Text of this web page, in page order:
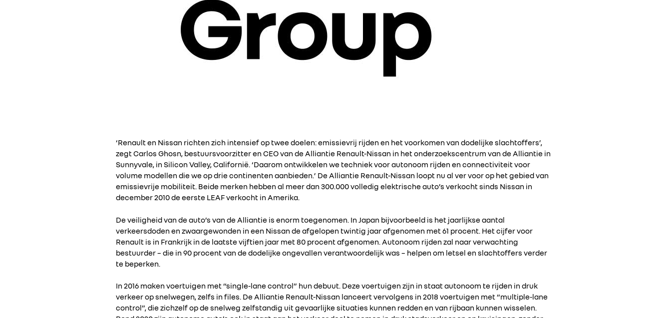
‘Renault en Nissan richten zich intensief op twee doelen: emissievrij rijden en het voorkomen van dodelijke slachtoffers’,
zegt Carlos Ghosn, bestuursvoorzitter en CEO van de Alliantie Renault-Nissan in het onderzoekscentrum van de Alliantie in
Sunnyvale, in Silicon Valley, Californië. ‘Daarom ontwikkelen we techniek voor autonoom rijden en connectiviteit voor
volume modellen die we op drie continenten aanbieden.’ De Alliantie Renault-Nissan loopt nu al ver voor op het gebied van
emissievrije mobiliteit. Beide merken hebben al meer dan 300.000 volledig elektrische auto’s verkocht sinds Nissan in
december 2010 de eerste LEAF verkocht in Amerika.
De veiligheid van de auto’s van de Alliantie is enorm toegenomen. In Japan bijvoorbeeld is het jaarlijkse aantal
verkeersdoden en zwaargewonden in een Nissan de afgelopen twintig jaar afgenomen met 61 procent. Het cijfer voor
Renault is in Frankrijk in de laatste vijftien jaar met 80 procent afgenomen. Autonoom rijden zal naar verwachting
bestuurder – die in 90 procent van de dodelijke ongevallen verantwoordelijk was – helpen om letsel en slachtoffers verder
te beperken.
In 2016 maken voertuigen met “single-lane control” hun debuut. Deze voertuigen zijn in staat autonoom te rijden in druk
verkeer op snelwegen, zelfs in files. De Alliantie Renault-Nissan lanceert vervolgens in 2018 voertuigen met “multiple-lane
control”, die zichzelf op de snelweg zelfstandig uit gevaarlijke situaties kunnen redden en van rijbaan kunnen wisselen.